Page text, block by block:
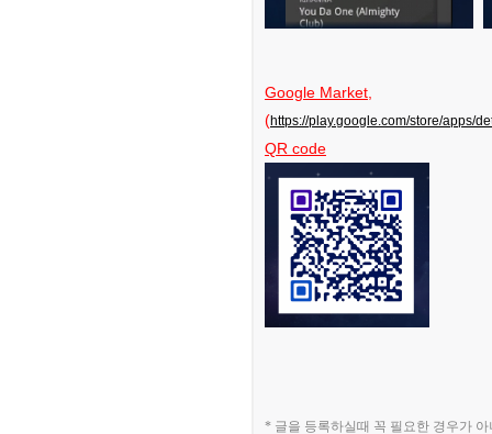
Google Market
(https://play.google.com/store/apps/
QR code
* 글을 등록하실때 꼭 필요한 경우가